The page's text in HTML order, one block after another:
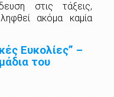
στις τάξεις,
ακόμα καμία
Ευκολίες” –
του